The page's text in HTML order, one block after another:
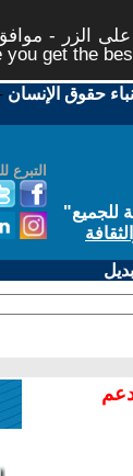
الزر -
get the
حقوق الإنسان
التبرع
للجميع"